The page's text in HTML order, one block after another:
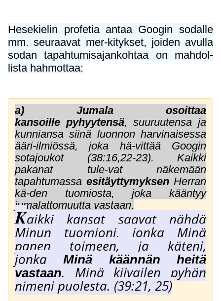
Hesekielin profetia antaa Googin sodalle
mm. seuraavat mer-kitykset, joiden avulla
sodan tapahtumisajankohtaa on mahdol-
lista hahmottaa:
a) Jumala osoittaa
kansoille pyhyytensä, suuruutensa ja
kunniansa siinä luonnon harvinaisessa
ääri-ilmiössä, joka hä-vittää Googin
sotajoukot (38:16,22-23). Kaikki
pakanat tule-vat näkemään
tapahtumassa esitäyttymyksen Herran
kä-den tuomiosta, joka kääntyy
jumalattomuutta vastaan.
Kaikki kansat saavat nähdä
Minun tuomioni, jonka Minä
panen toimeen, ja käteni,
jonkaMinä käännän heitä
vastaan. Minä kiivailen pyhän
nimeni puolesta. (39:21, 25)